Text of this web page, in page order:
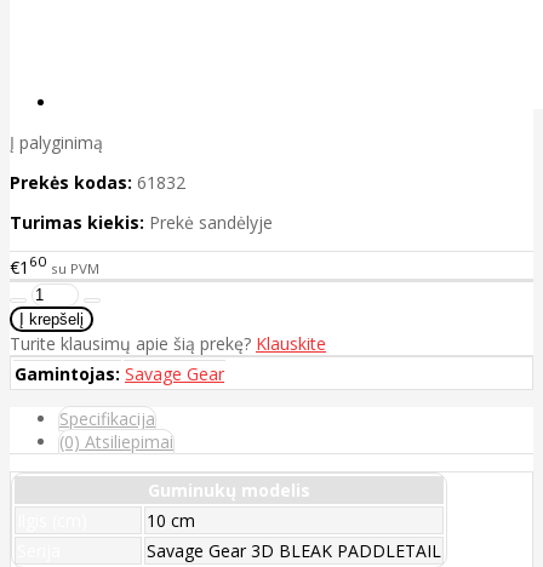
Į palyginimą
Prekės kodas: 61832
Turimas kiekis: Prekė sandėlyje
€1 60 su PVM
Turite klausimų apie šią prekę? Klauskite
Gamintojas: Savage Gear
Specifikacija
(0) Atsiliepimai
Guminukų modelis
10 cm
Savage Gear 3D BLEAK PADDLETAIL